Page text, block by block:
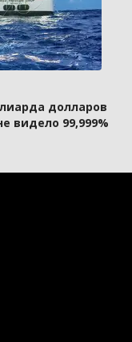
долларов
видело 99,999%